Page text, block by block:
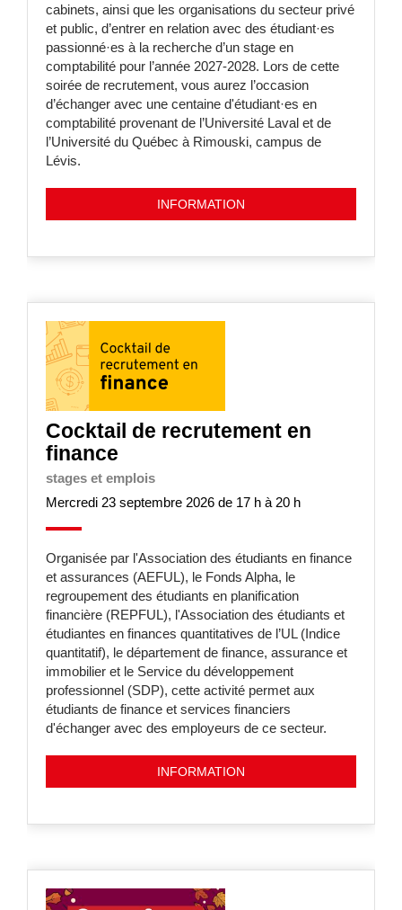
cabinets, ainsi que les organisations du secteur privé
et public, d’entrer en relation avec des étudiant·es
passionné·es à la recherche d’un stage en
comptabilité pour l’année 2027-2028. Lors de cette
soirée de recrutement, vous aurez l’occasion
d’échanger avec une centaine d'étudiant·es en
comptabilité provenant de l’Université Laval et de
l’Université du Québec à Rimouski, campus de
Lévis.
INFORMATION
Cocktail de recrutement en
finance
stages et emplois
Mercredi 23 septembre 2026 de 17 h à 20 h
Organisée par l'Association des étudiants en finance
et assurances (AEFUL), le Fonds Alpha, le
regroupement des étudiants en planification
financière (REPFUL), l'Association des étudiants et
étudiantes en finances quantitatives de l’UL (Indice
quantitatif), le département de finance, assurance et
immobilier et le Service du développement
professionnel (SDP), cette activité permet aux
étudiants de finance et services financiers
d'échanger avec des employeurs de ce secteur.
INFORMATION